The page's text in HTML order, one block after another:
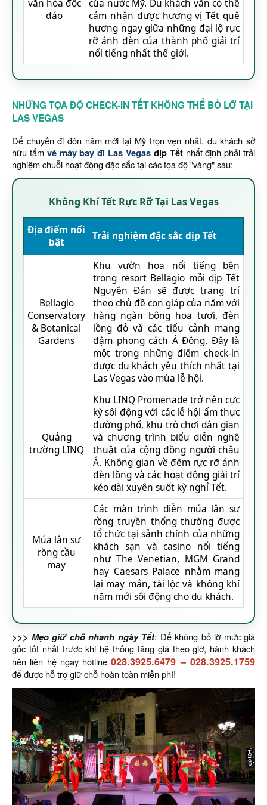
văn hóa độc
đáo
của nước Mỹ. Du khách vẫn có thể
cảm nhận được hương vị Tết quê
hương ngay giữa những đại lộ rực
rỡ ánh đèn của thành phố giải trí
nổi tiếng nhất thế giới.
NHỮNG TỌA ĐỘ CHECK-IN TẾT KHÔNG THỂ BỎ LỠ TẠI
LAS VEGAS
Để chuyến đi đón năm mới tại Mỹ trọn vẹn nhất, du khách sở
hữu tấm vé máy bay đi Las Vegasdịp Tếtnhất định phải trải
nghiệm chuỗi hoạt động đặc sắc tại các tọa độ "vàng" sau:
Không Khí Tết Rực Rỡ Tại Las Vegas
Địa điểm nổi
bật
Trải nghiệm đặc sắc dịp Tết
Bellagio
Conservatory
& Botanical
Gardens
Khu vườn hoa nổi tiếng bên
trong resort Bellagio mỗi dịp Tết
Nguyên Đán sẽ được trang trí
theo chủ đề con giáp của năm với
hàng ngàn bông hoa tươi, đèn
lồng đỏ và các tiểu cảnh mang
đậm phong cách Á Đông. Đây là
một trong những điểm check-in
được du khách yêu thích nhất tại
Las Vegas vào mùa lễ hội.
Quảng
trường LINQ
Khu LINQ Promenade trở nên cực
kỳ sôi động với các lễ hội ẩm thực
đường phố, khu trò chơi dân gian
và chương trình biểu diễn nghệ
thuật của cộng đồng người châu
Á. Không gian về đêm rực rỡ ánh
đèn lồng và các hoạt động giải trí
kéo dài xuyên suốt kỳ nghỉ Tết.
Múa lân sư
rồng cầu
may
Các màn trình diễn múa lân sư
rồng truyền thống thường được
tổ chức tại sảnh chính của những
khách sạn và casino nổi tiếng
như The Venetian, MGM Grand
hay Caesars Palace nhằm mang
lại may mắn, tài lộc và không khí
năm mới sôi động cho du khách.
>>> Mẹo giữ chỗ nhanh ngày Tết: Để không bỏ lỡ mức giá
gốc tốt nhất trước khi hệ thống tăng giá theo giờ, hành khách
nên liên hệ ngay hotline028.3925.6479 –028.3925.1759
để được hỗ trợ giữ chỗ hoàn toàn miễn phí!